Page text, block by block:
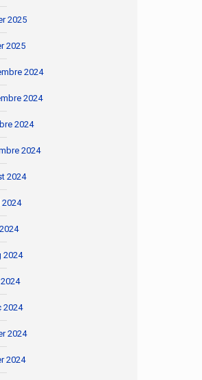
2025
2025
2024
2024
2024
2024
2024
2024
2024
2024
2024